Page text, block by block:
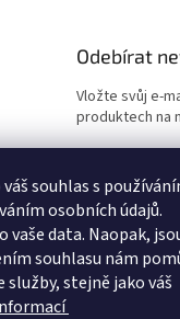
souhlas s
osobních údajů.
vaše data. Naopak,
souhlasu nám
stejně jako váš
Odebírat
Vložte svůj e-
produktech na
Vložením e-
údajů
PŘIHLÁSIT